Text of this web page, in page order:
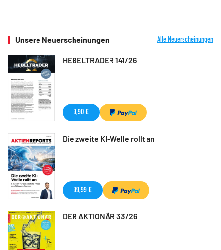
Unsere Neuerscheinungen Alle Neuerscheinungen
HEBELTRADER 141/26
9,90 €
Die zweite KI-Welle rollt an
99,99 €
DER AKTIONÄR 33/26